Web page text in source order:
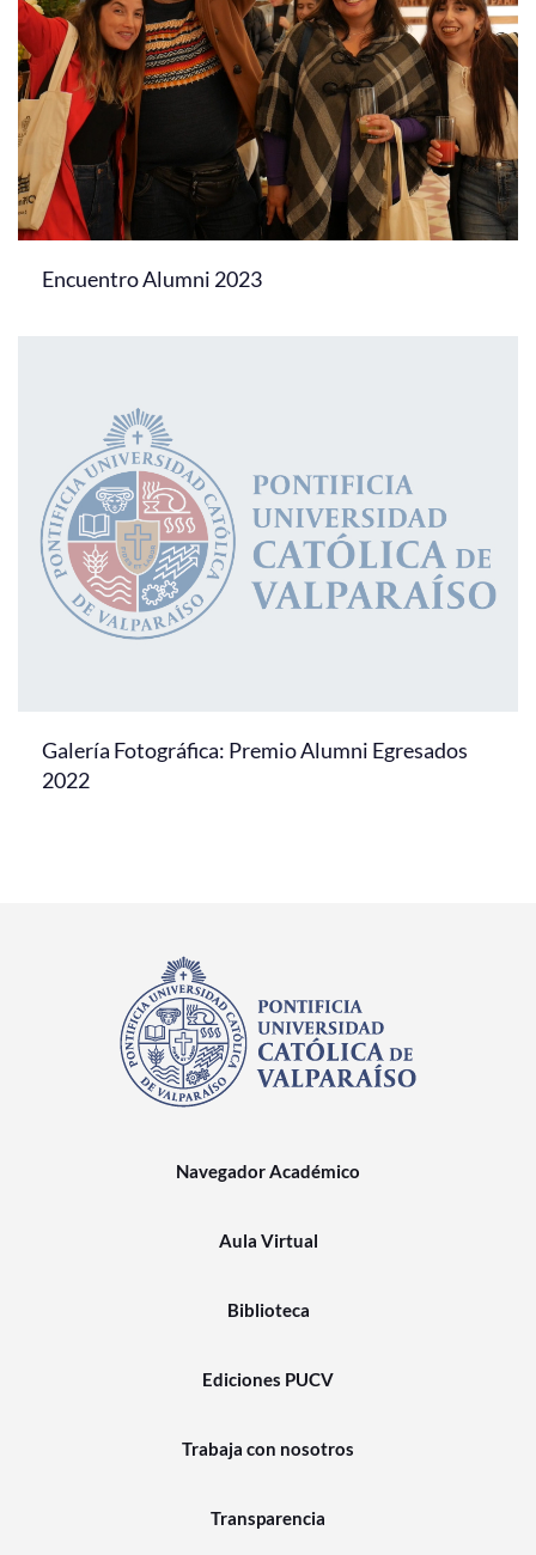
Encuentro Alumni 2023
Galería Fotográfica: Premio Alumni Egresados
2022
Navegador Académico
Aula Virtual
Biblioteca
Ediciones PUCV
Trabaja con nosotros
Transparencia